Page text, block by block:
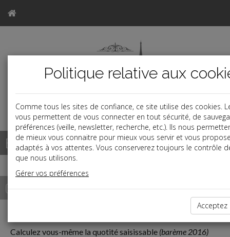
a
Base documentaire
Outils de calcul
Calculez vous-même la quotité saisissable (barème 2016)
Politique relative aux
Comme tous les sites de confiance, ce site utilise des cookies.
vous permettent de vous connecter en tout sécurité, de
préférences (veille, newsletter, recherche, etc.). Ils nous
de mieux vous connaitre pour mieux vous servir et vous
adaptés à vos attentes. Vous conserverez toujours le contrôle
que nous utilisons.
Gérer vos préférences